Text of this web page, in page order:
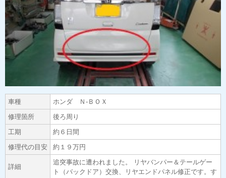
車種
ホンダ Ｎ-ＢＯＸ
修理箇所
後ろ周り
工期
約６日間
修理代の目安
約１９万円
詳細
追突事故に遭われました。 リヤバンパー＆テールゲー
ト（バックドア）交換、リヤエンドパネル修正です。す